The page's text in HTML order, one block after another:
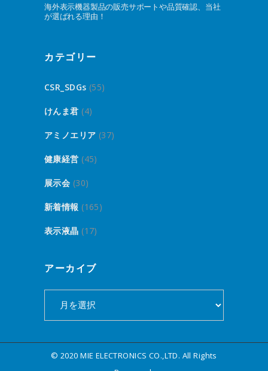
海外表示機器製品の販売サポートや品質確認、当社
が選ばれる理由！
カテゴリー
CSR_SDGs (55)
けんま君 (4)
アミノエリア (37)
健康経営 (45)
展示会 (30)
新着情報 (165)
表示液晶 (17)
アーカイブ
イ
ブ© 2020 MIE ELECTRONICS CO.,LTD. All Rights